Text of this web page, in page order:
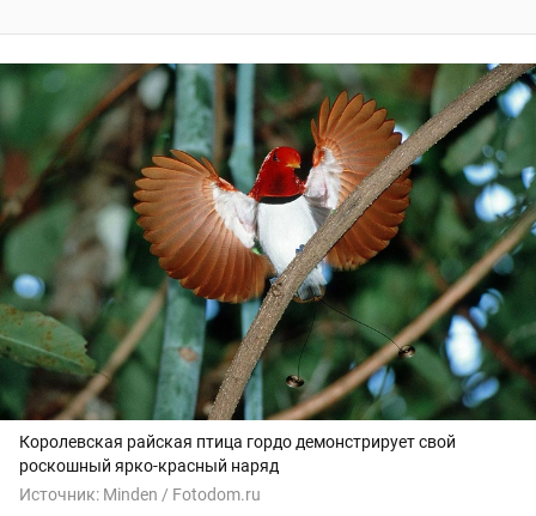
Королевская райская птица гордо демонстрирует свой
роскошный ярко-красный наряд
Источник: Minden / Fotodom.ru